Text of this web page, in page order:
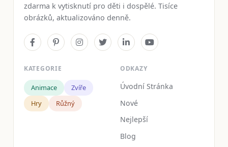
zdarma k vytisknutí pro děti i dospělé. Tisíce
obrázků, aktualizováno denně.
KATEGORIE
Animace
Zvíře
Hry
Růžný
ODKAZY
Úvodní Stránka
Nové
Nejlepší
Blog